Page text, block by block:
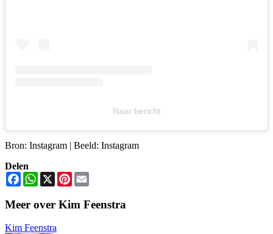
Naar bericht
Bron: Instagram | Beeld: Instagram
Delen
FacebookWhatsApp
X Pinterest
Meer over Kim Feenstra
Kim Feenstra